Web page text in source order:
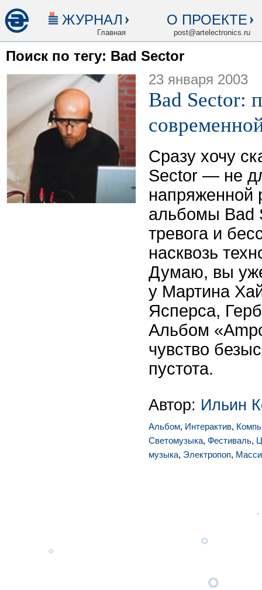
ЖУРНАЛ
Главная
О ПРОЕКТЕ
post@artelectronics.ru
Поиск по тегу: Bad Sector
23 января 2003
Bad Sector:
Сразу хочу
Sector — не
напряженной
альбомы Bad
тревога и
насквозь
Думаю, вы
у Мартина
Ясперса,
Альбом
чувство
пустота.
Автор: Ильин
Альбом, Интерактив,
Светомузыка, Фестиваль,
музыка, Электропоп,